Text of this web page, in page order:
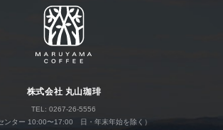
株式会社 丸山珈琲
TEL: 0267-26-5556
センター 10:00〜17:00 日・年末年始を除く）